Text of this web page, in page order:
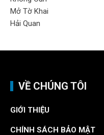
VỀ CHÚNG TÔI
GIỚI THIỆU
CHÍNH SÁCH BẢO MẬT